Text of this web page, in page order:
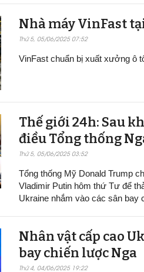
Nhà máy VinFast
Thứ 5, 05/06/2025 07:52
VinFast chuẩn bị xuất xưởng ô
Thế giới 24h: Sau
điều Tổng thống
Thứ 5, 05/06/2025 03:52
Tổng thống Mỹ Donald Trump
Vladimir Putin hôm thứ Tư để
Ukraine nhắm vào các sân bay
Nhân vật cấp cao
bay chiến lược Nga
Thứ 4, 04/06/2025 19:22